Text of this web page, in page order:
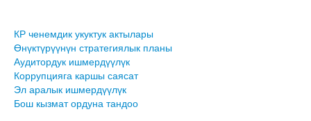
КР ченемдик укуктук актылары
Өнүктүрүүнүн стратегиялык планы
Аудитордук ишмердүүлүк
Коррупцияга каршы саясат
Эл аралык ишмердүүлүк
Бош кызмат ордуна тандоо